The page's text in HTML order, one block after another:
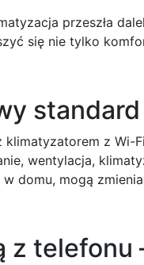
przeszła
się nie tylko
z
wentylacja,
domu, mogą
z